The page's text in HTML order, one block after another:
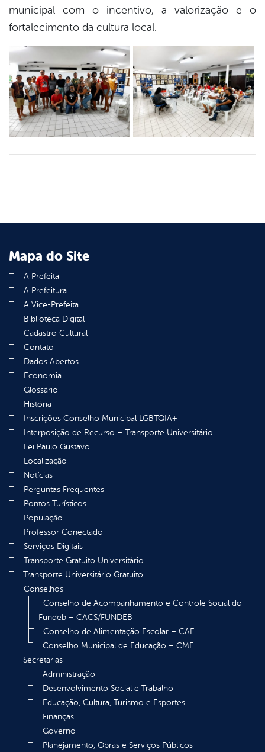
municipal com o incentivo, a valorização e o
fortalecimento da cultura local.
Mapa do Site
A Prefeita
A Prefeitura
A Vice-Prefeita
Biblioteca Digital
Cadastro Cultural
Contato
Dados Abertos
Economia
Glossário
História
Inscrições Conselho Municipal LGBTQIA+
Interposição de Recurso – Transporte Universitário
Lei Paulo Gustavo
Localização
Notícias
Perguntas Frequentes
Pontos Turísticos
População
Professor Conectado
Serviços Digitais
Transporte Gratuito Universitário
Transporte Universitário Gratuito
Conselhos
Conselho de Acompanhamento e Controle Social do
Fundeb – CACS/FUNDEB
Conselho de Alimentação Escolar – CAE
Conselho Municipal de Educação – CME
Secretarias
Administração
Desenvolvimento Social e Trabalho
Educação, Cultura, Turismo e Esportes
Finanças
Governo
Planejamento, Obras e Serviços Públicos